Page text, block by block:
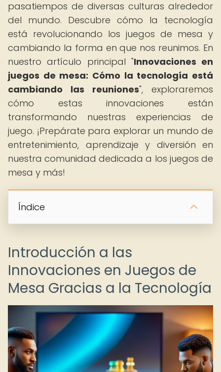
pasatiempos de diversas culturas alrededor
del mundo. Descubre cómo la tecnología
está revolucionando los juegos de mesa y
cambiando la forma en que nos reunimos. En
nuestro artículo principal "Innovaciones en
juegos de mesa: Cómo la tecnología está
cambiando las reuniones", exploraremos
cómo estas innovaciones están
transformando nuestras experiencias de
juego. ¡Prepárate para explorar un mundo de
entretenimiento, aprendizaje y diversión en
nuestra comunidad dedicada a los juegos de
mesa y más!
Índice
Introducción a las
Innovaciones en Juegos de
Mesa Gracias a la Tecnología